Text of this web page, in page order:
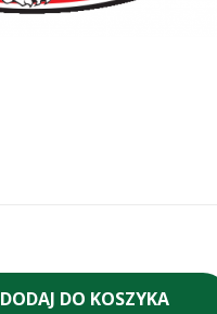
DODAJ DO KOSZYKA